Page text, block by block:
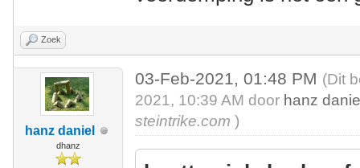
Zoek
hanz daniel
dhanz
03-Feb-2021, 01:48 PM (Dit
2021, 10:39 AM door hanz
steintrike.com )